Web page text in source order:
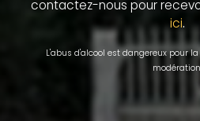
contactez-nous pour
ici.
L'abus d'alcool est dangereux pour